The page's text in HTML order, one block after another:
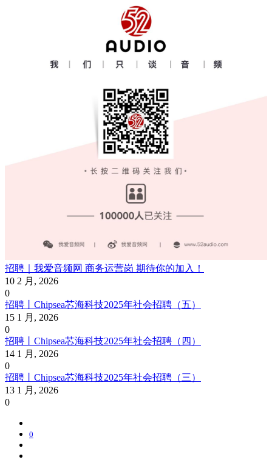
招聘｜我爱音频网 商务运营岗 期待你的加入！
10 2 月, 2026
0
招聘丨Chipsea芯海科技2025年社会招聘（五）
15 1 月, 2026
0
招聘丨Chipsea芯海科技2025年社会招聘（四）
14 1 月, 2026
0
招聘丨Chipsea芯海科技2025年社会招聘（三）
13 1 月, 2026
0
0